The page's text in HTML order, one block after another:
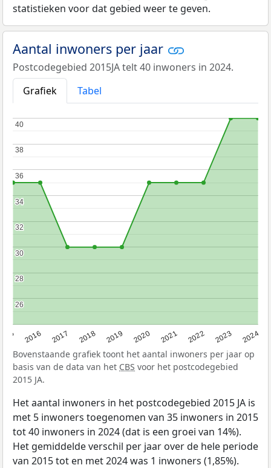
statistieken voor dat gebied weer te geven.
Aantal inwoners per jaar
Postcodegebied 2015JA telt 40 inwoners in 2024.
Grafiek
Tabel
2016 2017 2018 2019 2020 2021 2022 2023 2024
26
26
28
28
30
30
32
32
34
34
36
36
38
38
40
40
Bovenstaande grafiek toont het aantal inwoners per jaar op
basis van de data van het CBS voor het postcodegebied
2015 JA.
Het aantal inwoners in het postcodegebied 2015 JA is
met 5 inwoners toegenomen van 35 inwoners in 2015
tot 40 inwoners in 2024 (dat is een groei van 14%).
Het gemiddelde verschil per jaar over de hele periode
van 2015 tot en met 2024 was 1 inwoners (1,85%).